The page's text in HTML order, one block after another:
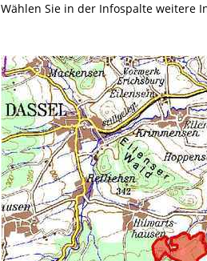
Wählen Sie in der Infospalte weitere